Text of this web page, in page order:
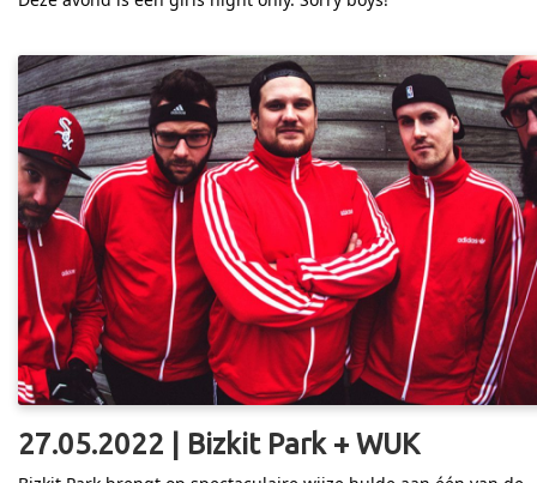
27.05.2022 | Bizkit Park + WUK